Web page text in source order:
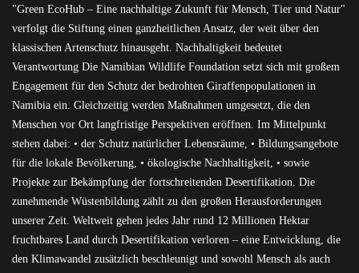
"Green EcoHub – Eine nachhaltige Zukunft für Mensch, Tier und Natur"
verfolgt die Stiftung einen ganzheitlichen Ansatz, der weit über den
klassischen Artenschutz hinausgeht. Nachhaltigkeit bedeutet
Verantwortung Die Namibian Wildlife Foundation setzt sich mit großem
Engagement für den Schutz der bedrohten Giraffenpopulationen in
Namibia ein. Gleichzeitig werden Maßnahmen umgesetzt, die den
Menschen vor Ort langfristige Perspektiven eröffnen. Im Mittelpunkt
stehen dabei: • der Schutz natürlicher Lebensräume, • Bildungsangebote
für die lokale Bevölkerung, • ökologische Nachhaltigkeit, • sowie
Projekte zur Bekämpfung der fortschreitenden Desertifikation. Die
zunehmende Wüstenbildung zählt zu den großen Herausforderungen
unserer Zeit. Weltweit gehen jedes Jahr rund 12 Millionen Hektar
fruchtbares Land durch Desertifikation verloren – eine Entwicklung, die
den Klimawandel zusätzlich beschleunigt und sowohl Mensch als auch